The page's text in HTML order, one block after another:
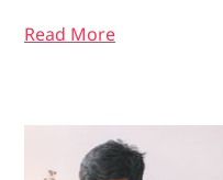
Read More